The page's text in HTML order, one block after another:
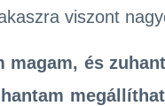
viszont
és